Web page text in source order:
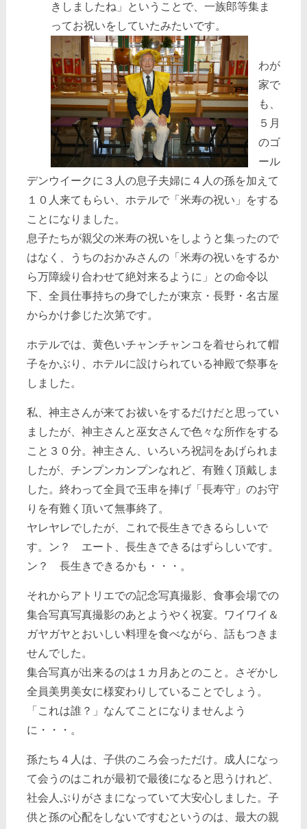
きしましたね」ということで、一族郎等集ま
ってお祝いをしていたみたいです。
わが
家で
も、
５月
のゴ
ール
デンウイークに３人の息子夫婦に４人の孫を加えて
１０人来てもらい、ホテルで「米寿の祝い」をする
ことになりました。
息子たちが親父の米寿の祝いをしようと集ったので
はなく、うちのおかみさんの「米寿の祝いをするか
ら万障繰り合わせて絶対来るように」との命令以
下、全員仕事持ちの身でしたが東京・長野・名古屋
からかけ参じた次第です。
ホテルでは、黄色いチャンチャンコを着せられて帽
子をかぶり、ホテルに設けられている神殿で祭事を
しました。
私、神主さんが来てお祓いをするだけだと思ってい
ましたが、神主さんと巫女さんで色々な所作をする
こと３０分。神主さん、いろいろ祝詞をあげられま
したが、チンプンカンプンなれど、有難く頂戴しま
した。終わって全員で玉串を捧げ「長寿守」のお守
りを有難く頂いて無事終了。
ヤレヤレでしたが、これで長生きできるらしいで
す。ン？ エート、長生きできるはずらしいです。
ン？ 長生きできるかも・・・。
それからアトリエでの記念写真撮影、食事会場での
集合写真写真撮影のあとようやく祝宴。ワイワイ＆
ガヤガヤとおいしい料理を食べながら、話もつきま
せんでした。
集合写真が出来るのは１カ月あとのこと。さぞかし
全員美男美女に様変わりしていることでしょう。
「これは誰？」なんてことになりませんよう
に・・・。
孫たち４人は、子供のころ会っただけ。成人になっ
て会うのはこれが最初で最後になると思うけれど、
社会人ぷりがさまになっていて大安心しました。子
供と孫の心配をしないですむというのは、最大の親